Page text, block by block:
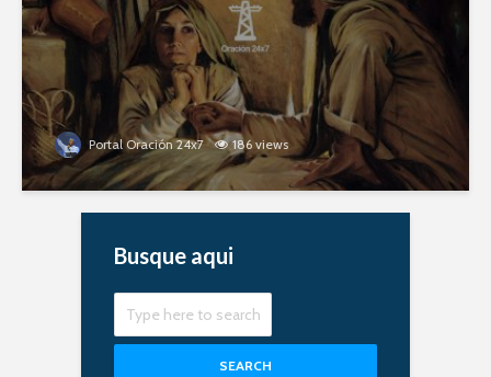
Portal Oración 24x7 186 views
Busque aqui
SEARCH